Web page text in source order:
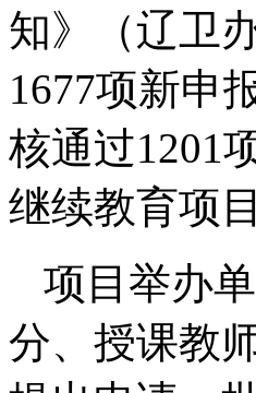
知》（辽卫
1677项新申
核通过1201
继续教育项
项目举办
分、授课教